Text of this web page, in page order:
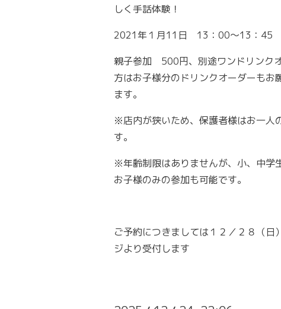
しく手話体験！
2021年１月11日 13：00～13：45
親子参加 500円、別途ワンドリンク
方はお子様分のドリンクオーダーもお
ます。
※店内が狭いため、保護者様はお一人
す。
※年齢制限はありませんが、小、中学
お子様のみの参加も可能です。
ご予約につきましては１２／２８（
ジより受付します